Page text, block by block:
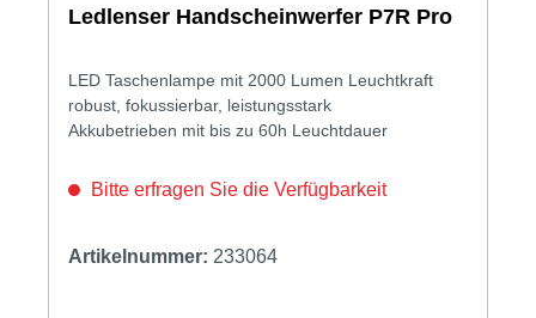
Ledlenser Handscheinwerfer P7R Pro
LED Taschenlampe mit 2000 Lumen Leuchtkraft
robust, fokussierbar, leistungsstark
Akkubetrieben mit bis zu 60h Leuchtdauer
Bitte erfragen Sie die Verfügbarkeit
Artikelnummer: 233064